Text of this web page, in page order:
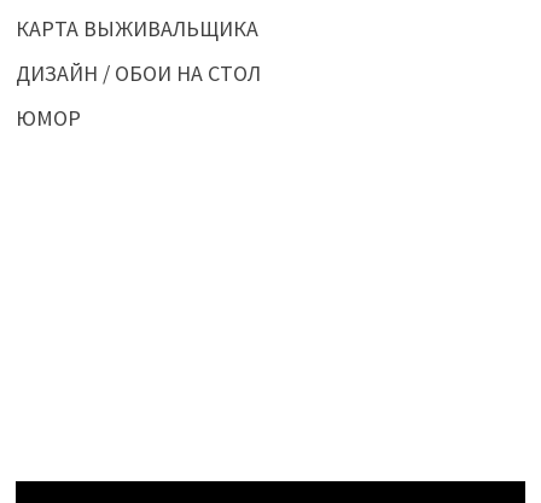
КАРТА ВЫЖИВАЛЬЩИКА
ДИЗАЙН / ОБОИ НА СТОЛ
ЮМОР